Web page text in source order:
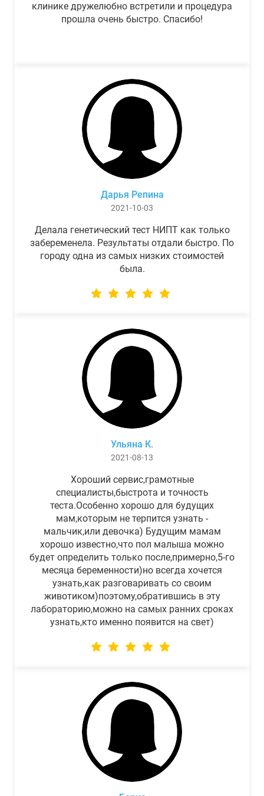
клинике дружелюбно встретили и процедура
прошла очень быстро. Спасибо!
Дарья Репина
2021-10-03
Делала генетический тест НИПТ как только
забеременела. Результаты отдали быстро. По
городу одна из самых низких стоимостей
была.
Ульяна К.
2021-08-13
Хороший сервис,грамотные
специалисты,быстрота и точность
теста.Особенно хорошо для будущих
мам,которым не терпится узнать -
мальчик,или девочка) Будущим мамам
хорошо известно,что пол малыша можно
будет определить только после,примерно,5-го
месяца беременности)но всегда хочется
узнать,как разговаривать со своим
животиком)поэтому,обратившись в эту
лабораторию,можно на самых ранних сроках
узнать,кто именно появится на свет)